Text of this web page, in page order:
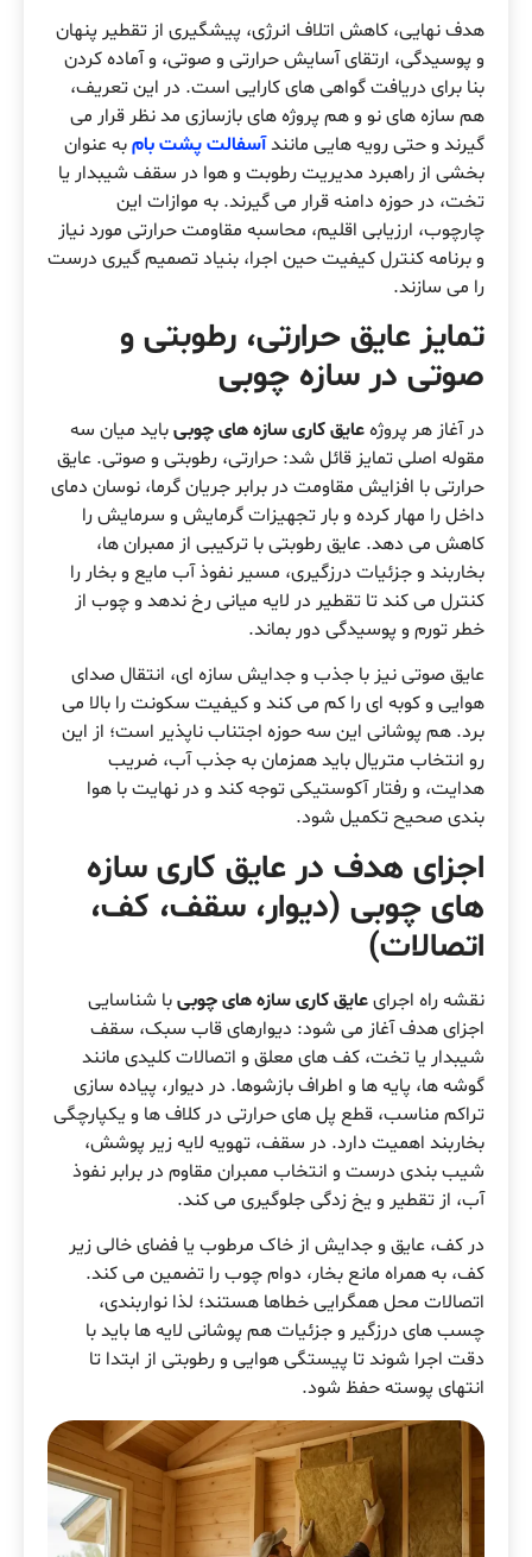
هدف نهایی، کاهش اتلاف انرژی، پیشگیری از تقطیر پنهان
و پوسیدگی، ارتقای آسایش حرارتی و صوتی، و آماده کردن
بنا برای دریافت گواهی های کارایی است. در این تعریف،
هم سازه های نو و هم پروژه های بازسازی مد نظر قرار می
گیرند و حتی رویه هایی مانندآسفالت پشت بامبه عنوان
بخشی از راهبرد مدیریت رطوبت و هوا در سقف شیبدار یا
تخت، در حوزه دامنه قرار می گیرند. به موازات این
چارچوب، ارزیابی اقلیم، محاسبه مقاومت حرارتی مورد نیاز
و برنامه کنترل کیفیت حین اجرا، بنیاد تصمیم گیری درست
را می سازند.
تمایز عایق حرارتی، رطوبتی و
صوتی در سازه چوبی
در آغاز هر پروژهعایق کاری سازه های چوبیباید میان سه
مقوله اصلی تمایز قائل شد: حرارتی، رطوبتی و صوتی. عایق
حرارتی با افزایش مقاومت در برابر جریان گرما، نوسان دمای
داخل را مهار کرده و بار تجهیزات گرمایش و سرمایش را
کاهش می دهد. عایق رطوبتی با ترکیبی از ممبران ها،
بخاربند و جزئیات درزگیری، مسیر نفوذ آب مایع و بخار را
کنترل می کند تا تقطیر در لایه میانی رخ ندهد و چوب از
خطر تورم و پوسیدگی دور بماند.
عایق صوتی نیز با جذب و جدایش سازه ای، انتقال صدای
هوایی و کوبه ای را کم می کند و کیفیت سکونت را بالا می
برد. هم پوشانی این سه حوزه اجتناب ناپذیر است؛ از این
رو انتخاب متریال باید همزمان به جذب آب، ضریب
هدایت، و رفتار آکوستیکی توجه کند و در نهایت با هوا
بندی صحیح تکمیل شود.
اجزای هدف در عایق کاری سازه
های چوبی (دیوار، سقف، کف،
اتصالات)
نقشه راه اجرایعایق کاری سازه های چوبیبا شناسایی
اجزای هدف آغاز می شود: دیوارهای قاب سبک، سقف
شیبدار یا تخت، کف های معلق و اتصالات کلیدی مانند
گوشه ها، پایه ها و اطراف بازشوها. در دیوار، پیاده سازی
تراکم مناسب، قطع پل های حرارتی در کلاف ها و یکپارچگی
بخاربند اهمیت دارد. در سقف، تهویه لایه زیر پوشش،
شیب بندی درست و انتخاب ممبران مقاوم در برابر نفوذ
آب، از تقطیر و یخ زدگی جلوگیری می کند.
در کف، عایق و جدایش از خاک مرطوب یا فضای خالی زیر
کف، به همراه مانع بخار، دوام چوب را تضمین می کند.
اتصالات محل همگرایی خطاها هستند؛ لذا نواربندی،
چسب های درزگیر و جزئیات هم پوشانی لایه ها باید با
دقت اجرا شوند تا پیستگی هوایی و رطوبتی از ابتدا تا
انتهای پوسته حفظ شود.